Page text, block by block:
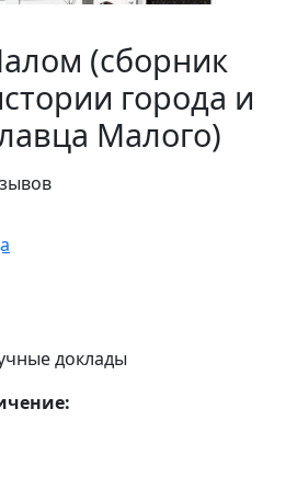
(сборник
города и
Малого)
доклады